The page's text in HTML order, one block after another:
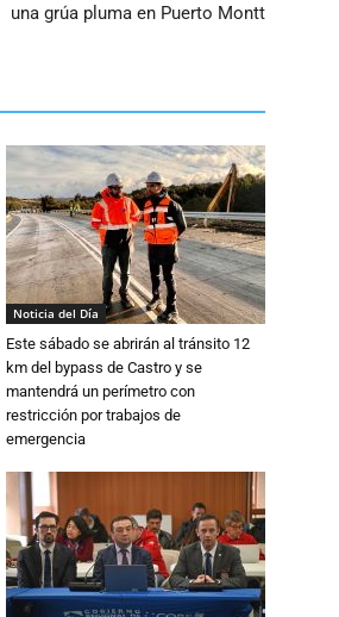
una grúa pluma en Puerto Montt
Noticia del Día
Este sábado se abrirán al tránsito 12
km del bypass de Castro y se
mantendrá un perímetro con
restricción por trabajos de
emergencia